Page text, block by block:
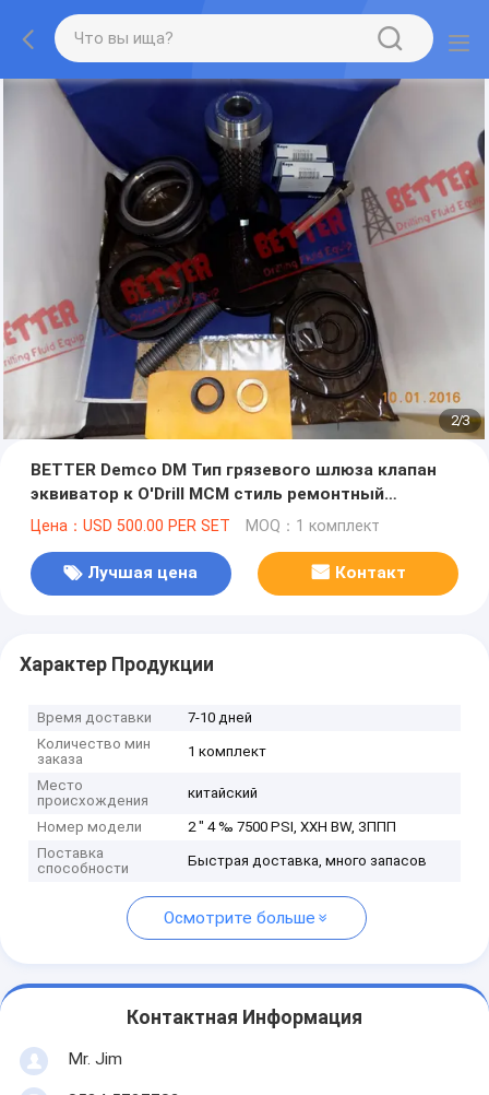
2/3
BETTER Demco DM Тип грязевого шлюза клапан
эквиватор к O'Drill MCM стиль ремонтный
комплект 2",4" 7500wp
Цена：USD 500.00 PER SET MOQ：1 комплект
Лучшая цена Контакт
Характер Продукции
Время доставки
7-10 дней
Количество мин
заказа
1 комплект
Место
происхождения
китайский
Номер модели
2 " 4 ‰ 7500 PSI, XXH BW, ЗППП
Поставка
способности
Быстрая доставка, много запасов
Осмотрите больше
Контактная Информация
Mr. Jim